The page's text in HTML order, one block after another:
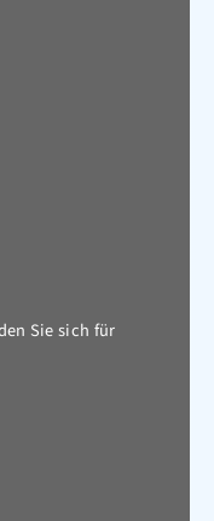
Sie sich für